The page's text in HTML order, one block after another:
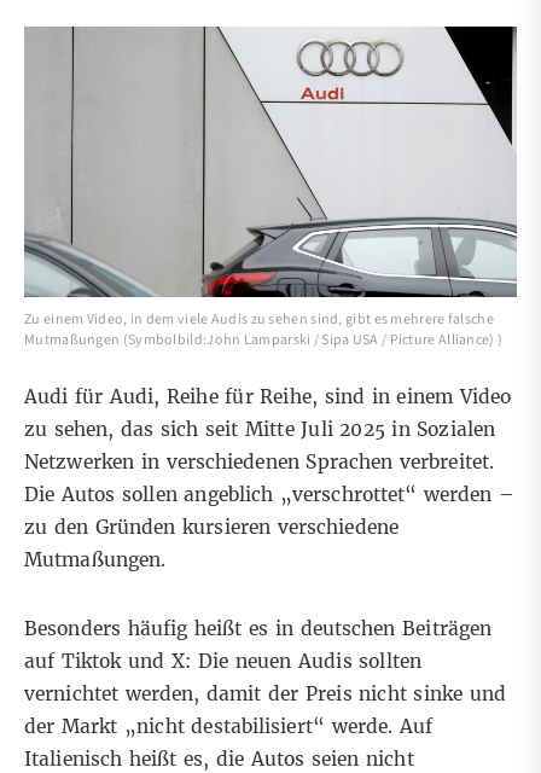
Zu einem Video, in dem viele Audis zu sehen sind, gibt es mehrere falsche
Mutmaßungen (Symbolbild:John Lamparski / Sipa USA / Picture Alliance) )
Audi für Audi, Reihe für Reihe, sind in einem Video
zu sehen, das sich seit Mitte Juli 2025 in Sozialen
Netzwerken in verschiedenen Sprachen verbreitet.
Die Autos sollen angeblich „verschrottet“ werden –
zu den Gründen kursieren verschiedene
Mutmaßungen.
Besonders häufig heißt es in deutschenBeiträgen
auf Tiktok und X: Die neuen Audis sollten
vernichtet werden, damit der Preis nicht sinke und
der Markt „nicht destabilisiert“ werde. Auf
Italienisch heißt es, die Autos seien nicht